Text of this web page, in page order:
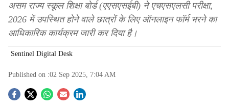
असम राज्य स्कूल शिक्षा बोर्ड (एएसएसईबी) ने एचएसएलसी परीक्षा,
2026 में उपस्थित होने वाले छात्रों के लिए ऑनलाइन फॉर्म भरने का
आधिकारिक कार्यक्रम जारी कर दिया है।
Sentinel Digital Desk
Published on :02 Sep 2025, 7:04 AM
S